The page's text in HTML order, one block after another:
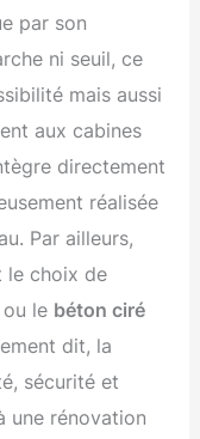
par son
ni seuil, ce
mais aussi
aux cabines
directement
réalisée
Par ailleurs,
le choix de
ou le béton ciré
dit, la
sécurité et
une rénovation